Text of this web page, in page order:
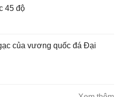
45 độ
của vương quốc đá Đại